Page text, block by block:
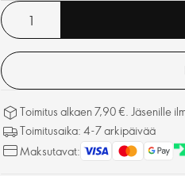
Toimitus alkaen 7,90 €. Jäsenille
Toimitusaika: 4-7 arkipäivää
Maksutavat: